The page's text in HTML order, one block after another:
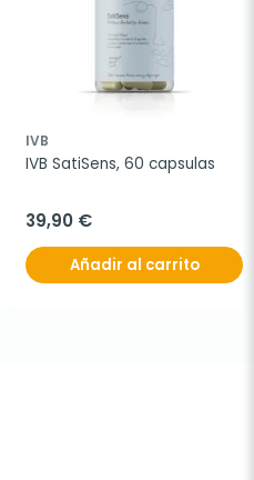
IVB
IVB SatiSens, 60 capsulas
39,90 €
Añadir al carrito